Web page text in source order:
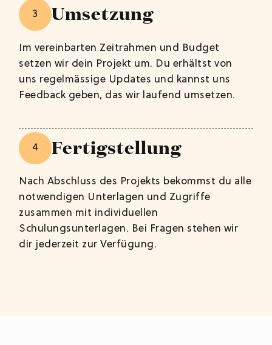
3 Umsetzung
Im vereinbarten Zeitrahmen und Budget
setzen wir dein Projekt um. Du erhältst von
uns regelmässige Updates und kannst uns
Feedback geben, das wir laufend umsetzen.
4 Fertigstellung
Nach Abschluss des Projekts bekommst du alle
notwendigen Unterlagen und Zugriffe
zusammen mit individuellen
Schulungsunterlagen. Bei Fragen stehen wir
dir jederzeit zur Verfügung.